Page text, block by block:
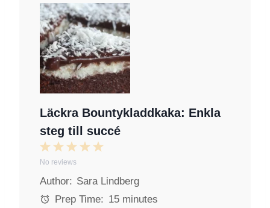
Läckra Bountykladdkaka: Enkla
steg till succé
5
t
4
t
a
3
t
a
2
S
t
a
1
S
t
a
No reviews
Author: Sara Lindberg
Prep Time: 15 minutes